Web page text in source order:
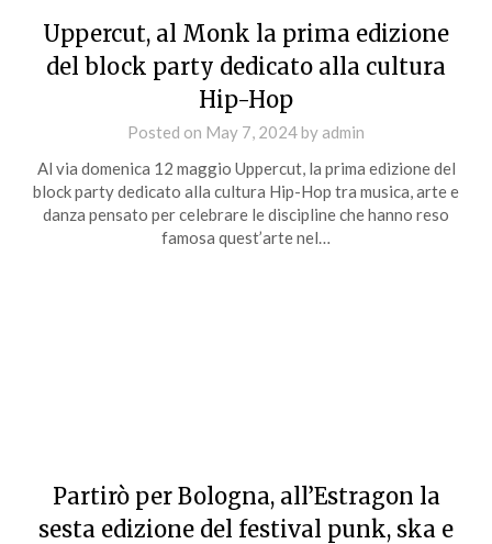
Uppercut, al Monk la prima edizione
del block party dedicato alla cultura
Hip-Hop
Posted on May 7, 2024by admin
Al via domenica 12 maggio Uppercut, la prima edizione del
block party dedicato alla cultura Hip-Hop tra musica, arte e
danza pensato per celebrare le discipline che hanno reso
famosa quest’arte nel…
Partirò per Bologna, all’Estragon la
sesta edizione del festival punk, ska e